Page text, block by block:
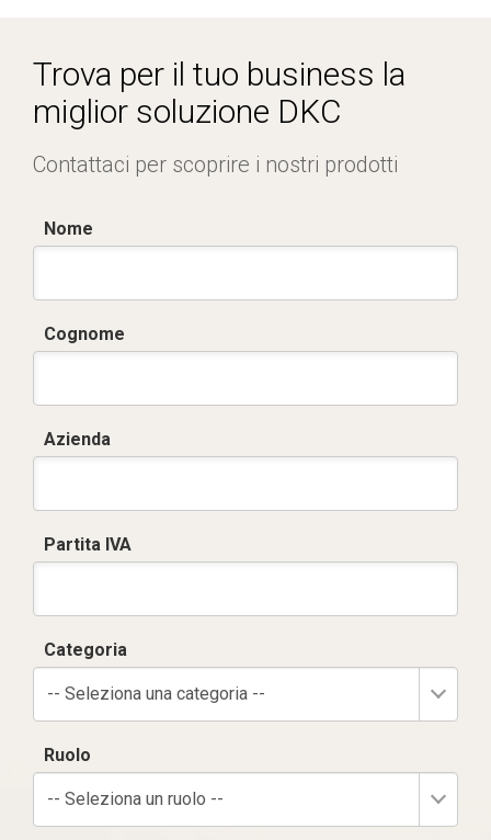
Trova per il tuo business la
miglior soluzione DKC
Contattaci per scoprire i nostri prodotti
Nome
Cognome
Azienda
Partita IVA
Categoria
-- Seleziona una categoria --
Ruolo
-- Seleziona un ruolo --